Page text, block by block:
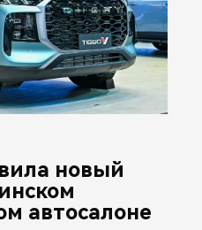
новый
автосалоне